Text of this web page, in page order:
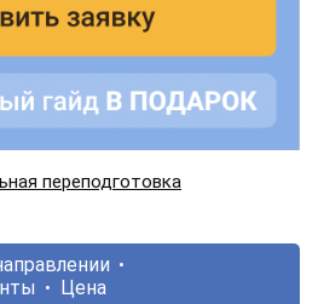
переподготовка
Цена